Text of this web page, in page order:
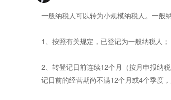
一般纳税人可以转为小规模纳税人。一般
1、按照有关规定，已登记为一般纳税人；
2、转登记日前连续12个月（按月申报纳
记日前的经营期尚不满12个月或4个季度